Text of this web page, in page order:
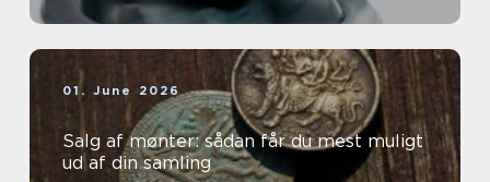
01. June 2026
Salg af mønter: sådan får du mest muligt
ud af din samling